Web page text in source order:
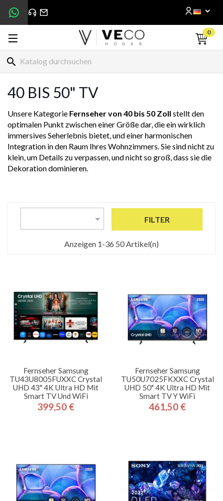
0
search
40 BIS 50" TV
Unsere Kategorie Fernseher von 40 bis 50 Zoll stellt den
optimalen Punkt zwischen einer Größe dar, die ein wirklich
immersives Seherlebnis bietet, und einer harmonischen
Integration in den Raum Ihres Wohnzimmers. Sie sind nicht zu
klein, um Details zu verpassen, und nicht so groß, dass sie die
Dekoration dominieren.
 FILTER
Anzeigen 1-36 50 Artikel(n)
Fernseher Samsung
TU43U8005FUXXC Crystal
UHD 43" 4K Ultra HD Mit
Smart TV Und WiFi
Preis
399,50 €
Fernseher Samsung
TU50U7025FKXXC Crystal
UHD 50" 4K Ultra HD Mit
Smart TV Y WiFi
Preis
461,50 €